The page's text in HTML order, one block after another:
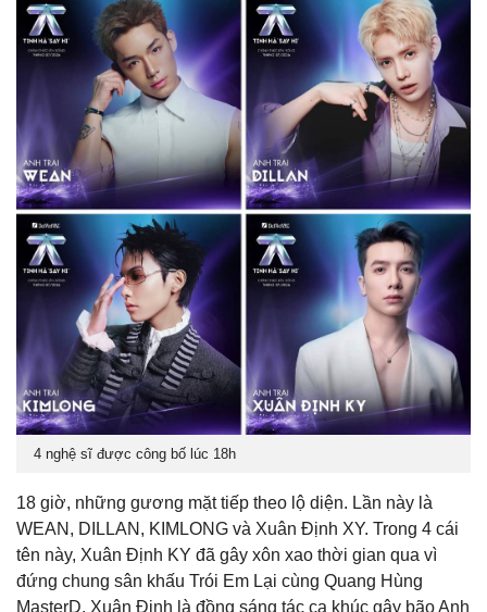
4 nghệ sĩ được công bố lúc 18h
18 giờ, những gương mặt tiếp theo lộ diện. Lần này là
WEAN, DILLAN, KIMLONG và Xuân Định XY. Trong 4 cái
tên này, Xuân Định KY đã gây xôn xao thời gian qua vì
đứng chung sân khấu Trói Em Lại cùng Quang Hùng
MasterD. Xuân Định là đồng sáng tác ca khúc gây bão Anh